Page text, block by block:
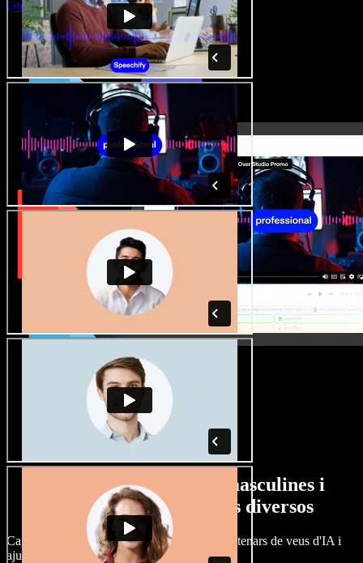
Obre l'Studio
Gran varietat de veus masculines i
femenines amb accents diversos
Cap projecte ha de sonar igual. Tria entre centenars de veus d'IA i
ajusta'n l’accent.